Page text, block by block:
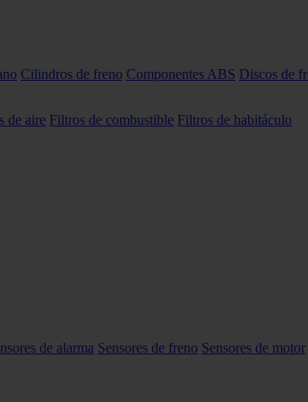
Cilindros de freno Componentes ABS Discos de
de aire Filtros de combustible Filtros de habitáculo
de alarma Sensores de freno Sensores de motor